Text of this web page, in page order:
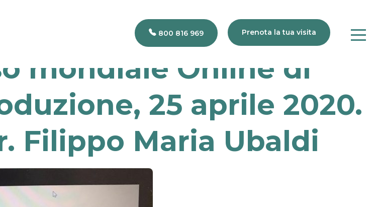
800 816 969 Prenota la tua visita
mondiale Online di
25 aprile 2020.
Filippo Maria Ubaldi